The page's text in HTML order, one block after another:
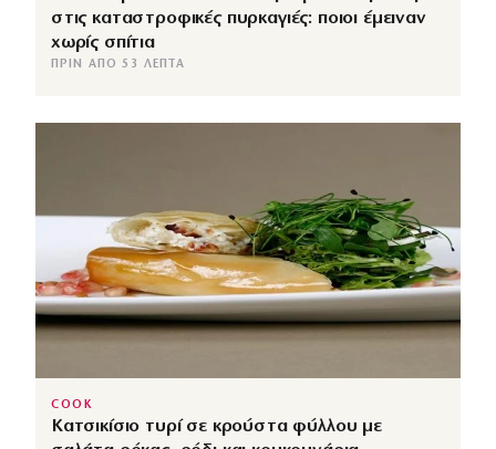
στις καταστροφικές πυρκαγιές: ποιοι έμειναν
χωρίς σπίτια
ΠΡΙΝ ΑΠΌ 53 ΛΕΠΤΆ
COOK
Κατσικίσιο τυρί σε κρούστα φύλλου με